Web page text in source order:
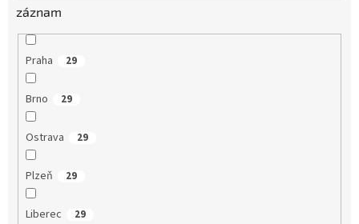
záznam
Praha 29
Brno 29
Ostrava 29
Plzeň 29
Liberec 29